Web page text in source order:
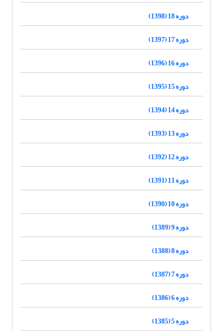
دوره 18 (1398)
دوره 17 (1397)
دوره 16 (1396)
دوره 15 (1395)
دوره 14 (1394)
دوره 13 (1393)
دوره 12 (1392)
دوره 11 (1391)
دوره 10 (1390)
دوره 9 (1389)
دوره 8 (1388)
دوره 7 (1387)
دوره 6 (1386)
دوره 5 (1385)